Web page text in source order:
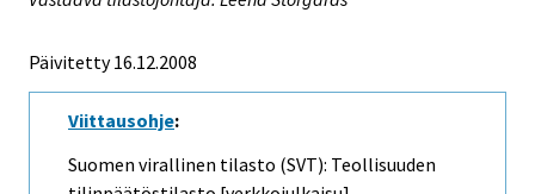
Päivitetty 16.12.2008
Viittausohje:
Suomen virallinen tilasto (SVT): Teollisuuden